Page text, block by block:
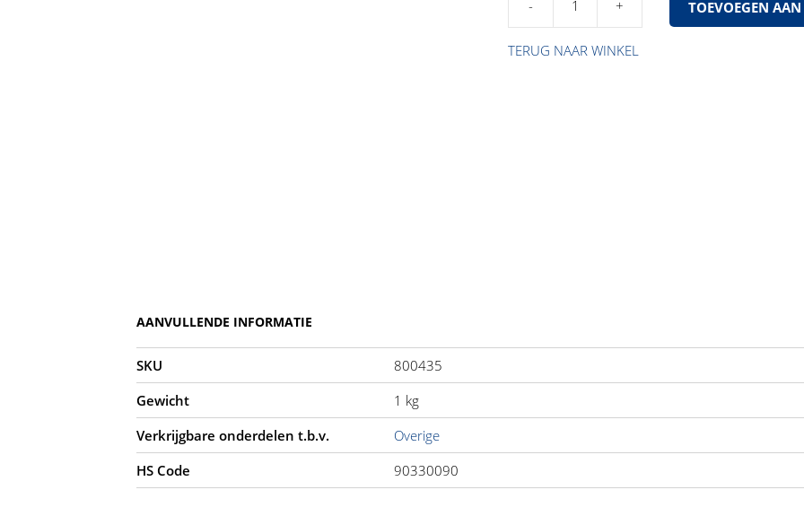
Verdeeldoos
achter
aantal
TOEVOEGEN
TERUG NAAR WINKEL
AANVULLENDE INFORMATIE
SKU
800435
Gewicht
1 kg
Verkrijgbare onderdelen t.b.v.
Overige
HS Code
90330090